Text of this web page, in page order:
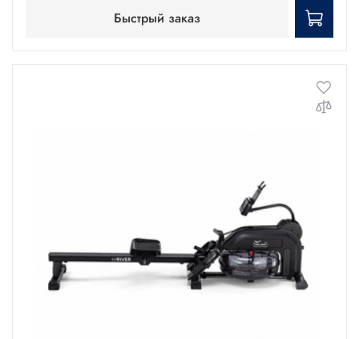
Быстрый заказ